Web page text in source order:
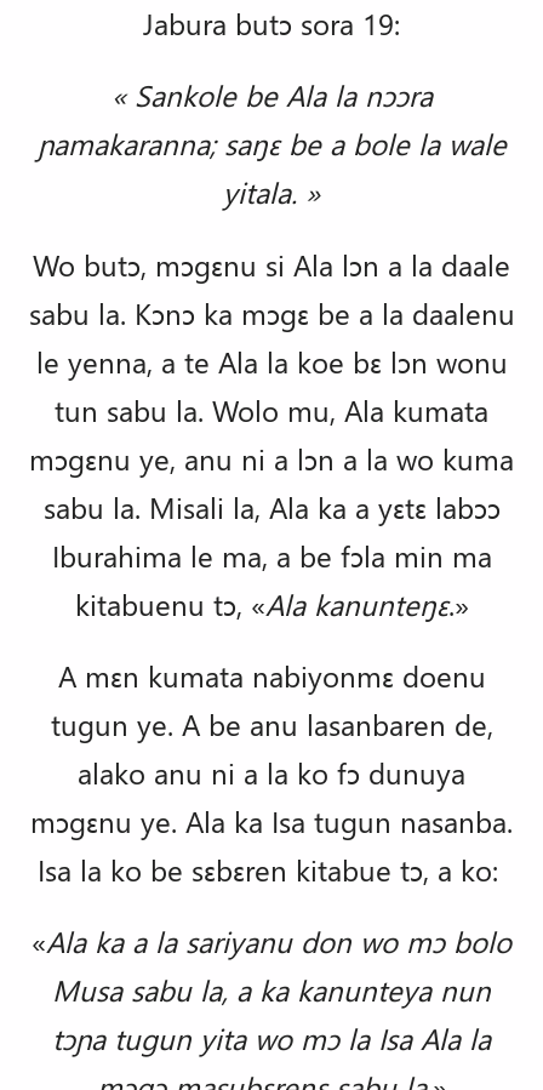
Jabura butɔ sora 19:
« Sankole be Ala la nɔɔra
ɲamakaranna; saŋɛ be a bole la wale
yitala. »
Wo butɔ, mɔgɛnu si Ala lɔn a la daale
sabu la. Kɔnɔ ka mɔgɛ be a la daalenu
le yenna, a te Ala la koe bɛ lɔn wonu
tun sabu la. Wolo mu, Ala kumata
mɔgɛnu ye, anu ni a lɔn a la wo kuma
sabu la. Misali la, Ala ka a yɛtɛ labɔɔ
Iburahima le ma, a be fɔla min ma
kitabuenu tɔ, «Ala kanunteŋɛ.»
A mɛn kumata nabiyonmɛ doenu
tugun ye. A be anu lasanbaren de,
alako anu ni a la ko fɔ dunuya
mɔgɛnu ye. Ala ka Isa tugun nasanba.
Isa la ko be sɛbɛren kitabue tɔ, a ko:
«Ala ka a la sariyanudon wo mɔ bolo
Musasabu la, a ka kanunteyanun
tɔɲatugun yita wo mɔ la Isa Ala la